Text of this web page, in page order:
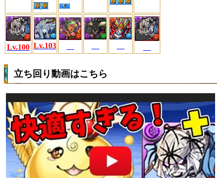
Lv.100 Lv.103
立ち回り動画はこちら